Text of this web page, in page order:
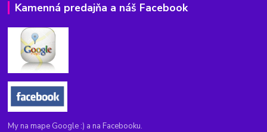
Kamenná predajňa a náš Facebook
My na mape Google :) a na Facebooku.